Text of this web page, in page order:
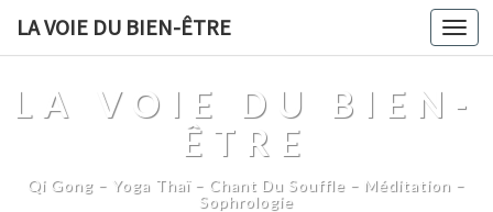
LA VOIE DU BIEN-ÊTRE
LA VOIE DU BIEN-
ÊTRE
Qi Gong – Yoga Thaï – Chant Du Souffle – Méditation –
Sophrologie